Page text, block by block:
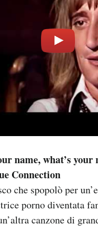
name, what’s your
Connection
che spopolò per
porno diventata
canzone di